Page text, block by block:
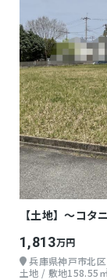
【土地】～コ
1,813万円
兵庫県神戸市北区
土地 / 敷地158.55